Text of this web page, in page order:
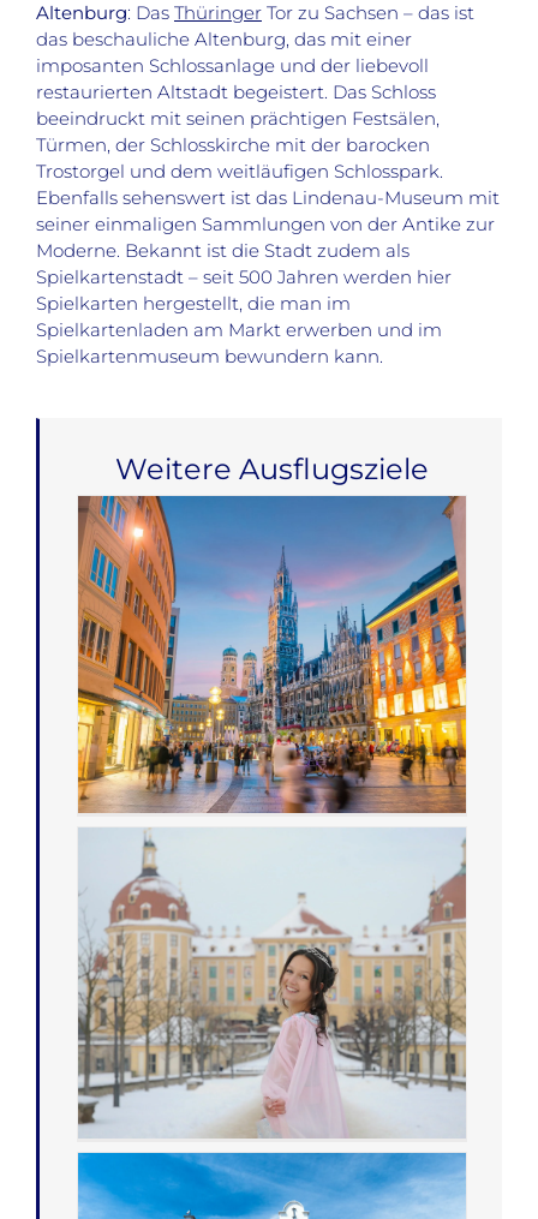
Altenburg: Das ThüringerTor zu Sachsen – das ist
das beschauliche Altenburg, das mit einer
imposanten Schlossanlage und der liebevoll
restaurierten Altstadt begeistert. Das Schloss
beeindruckt mit seinen prächtigen Festsälen,
Türmen, der Schlosskirche mit der barocken
Trostorgel und dem weitläufigen Schlosspark.
Ebenfalls sehenswert ist das Lindenau-Museum mit
seiner einmaligen Sammlungen von der Antike zur
Moderne. Bekannt ist die Stadt zudem als
Spielkartenstadt – seit 500 Jahren werden hier
Spielkarten hergestellt, die man im
Spielkartenladen am Markt erwerben und im
Spielkartenmuseum bewundern kann.
Weitere Ausflugsziele